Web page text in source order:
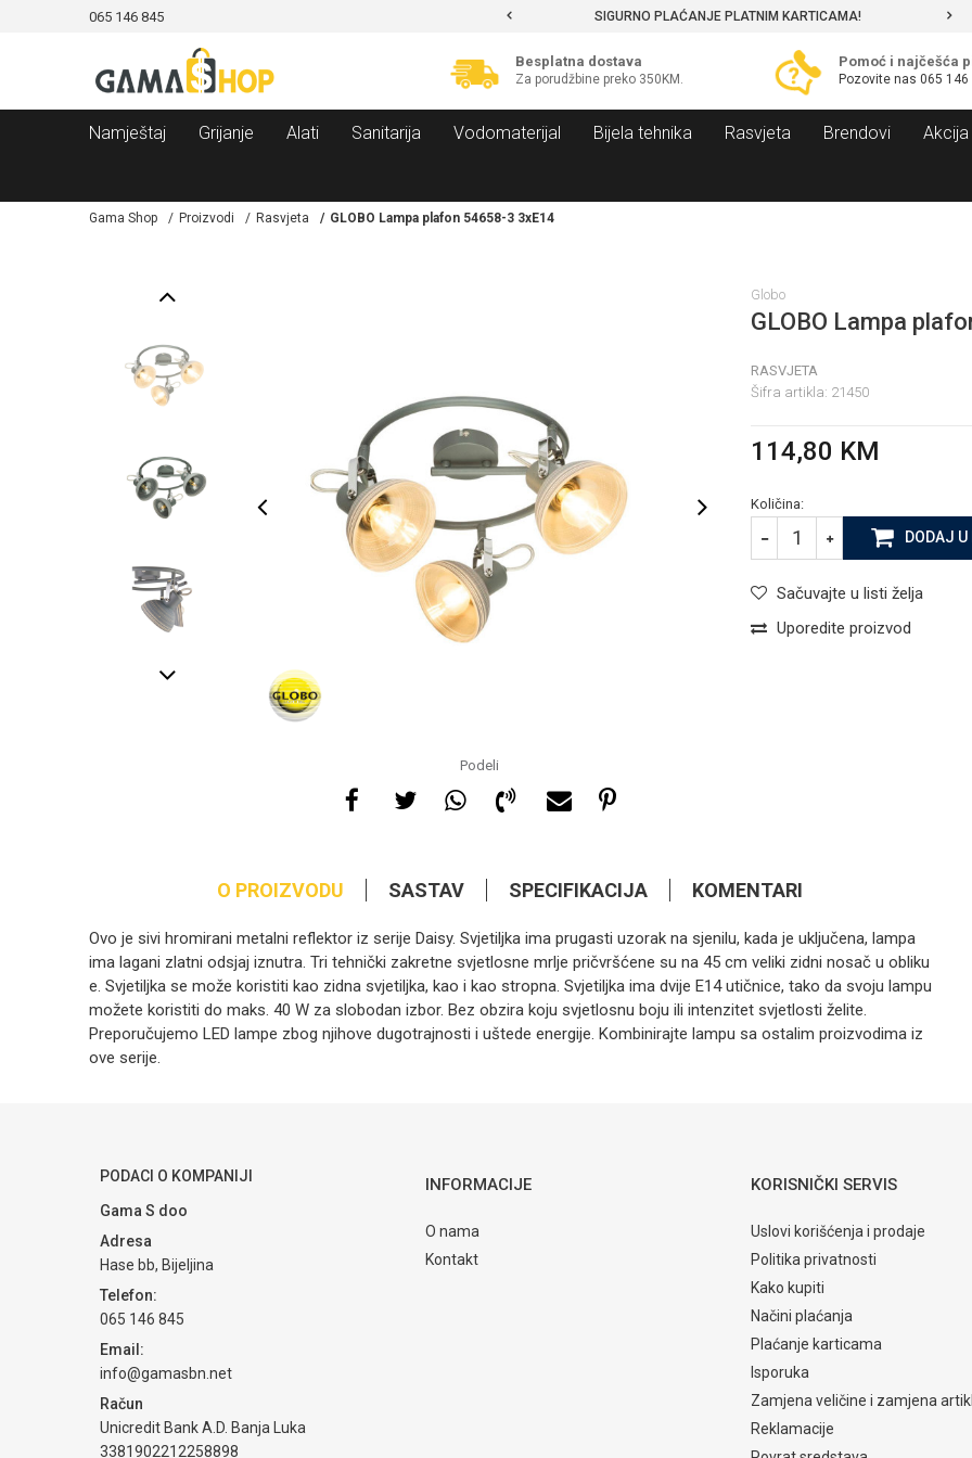
065 146 845 SIGURNO PLAĆANJE PLATNIM KARTICAMA!
Besplatna dostava
Za porudžbine preko 350KM.
Pomoć i najčešća
Pozovite nas 065 146
Namještaj Grijanje Alati Sanitarija Vodomaterijal Bijela tehnika Rasvjeta Brendovi Akcija
Gama Shop Proizvodi Rasvjeta GLOBO Lampa plafon 54658-3 3xE14
Podeli
Globo
GLOBO Lampa
RASVJETA
Šifra artikla: 21450
114,80 KM
Količina:
DODAJ U
Sačuvajte u listi želja
Uporedite proizvod
O PROIZVODU SASTAV SPECIFIKACIJA KOMENTARI
Ovo je sivi hromirani metalni reflektor iz serije Daisy. Svjetiljka ima prugasti uzorak na sjenilu, kada je uključena, lampa
ima lagani zlatni odsjaj iznutra. Tri tehnički zakretne svjetlosne mrlje pričvršćene su na 45 cm veliki zidni nosač u obliku
e. Svjetiljka se može koristiti kao zidna svjetiljka, kao i kao stropna. Svjetiljka ima dvije E14 utičnice, tako da svoju lampu
možete koristiti do maks. 40 W za slobodan izbor. Bez obzira koju svjetlosnu boju ili intenzitet svjetlosti želite.
Preporučujemo LED lampe zbog njihove dugotrajnosti i uštede energije. Kombinirajte lampu sa ostalim proizvodima iz
ove serije.
Poruka
POŠALJI
PODACI O KOMPANIJI
Gama S doo
Adresa
Hase bb, Bijeljina
Telefon:
065 146 845
Email:
info@gamasbn.net
Račun
Unicredit Bank A.D. Banja Luka
3381902212258898
INFORMACIJE
O nama
Kontakt
KORISNIČKI SERVIS
Uslovi korišćenja i prodaje
Politika privatnosti
Kako kupiti
Načini plaćanja
Plaćanje karticama
Isporuka
Zamjena veličine i zamjena
Reklamacije